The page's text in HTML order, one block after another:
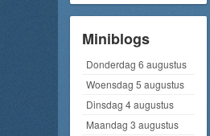
Miniblogs
Donderdag 6 augustus
Woensdag 5 augustus
Dinsdag 4 augustus
Maandag 3 augustus